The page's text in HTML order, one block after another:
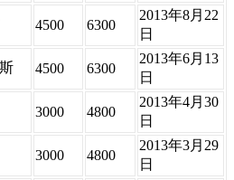
4500 6300
2013年8月22
日
4500 6300
2013年6月13
日
3000 4800
2013年4月30
日
3000 4800
2013年3月29
日